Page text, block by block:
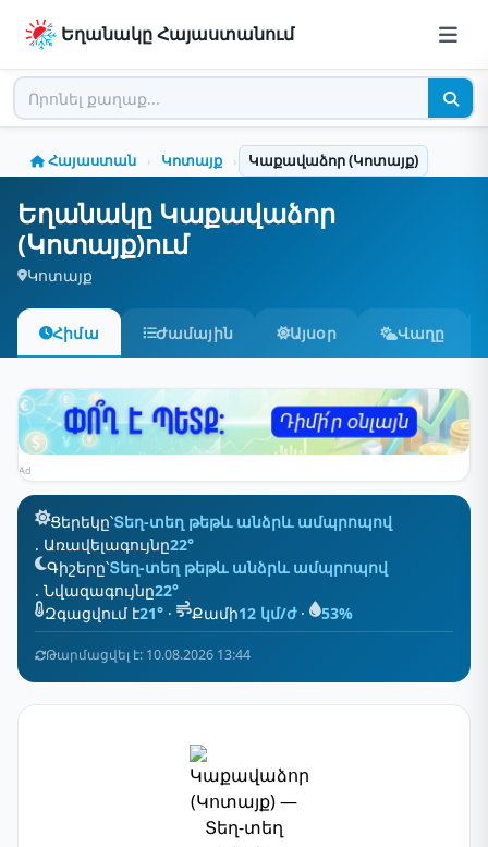
Եղանակը Հայաստանում
Հայաստան › Կոտայք › Կաքավաձոր (Կոտայք)
Եղանակը Կաքավաձոր
(Կոտայք)ում
Կոտայք
Հիմա Ժամային Այսօր Վաղը
Ad
Ցերեկը՝Տեղ-տեղ թեթև անձրև ամպրոպով
. Առավելագույնը22°
Գիշերը՝Տեղ-տեղ թեթև անձրև ամպրոպով
. Նվազագույնը22°
Զգացվում է21° · Քամի12 կմ/ժ· 53%
Թարմացվել է: 10.08.2026 13:44